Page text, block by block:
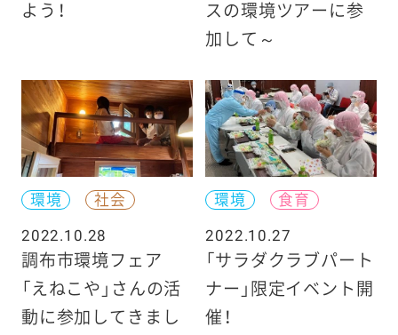
よう！
スの環境ツアーに参
加して～
環境
社会
2022.10.28
調布市環境フェア
「えねこや」さんの活
動に参加してきまし
環境
食育
2022.10.27
「サラダクラブパート
ナー」限定イベント開
催！